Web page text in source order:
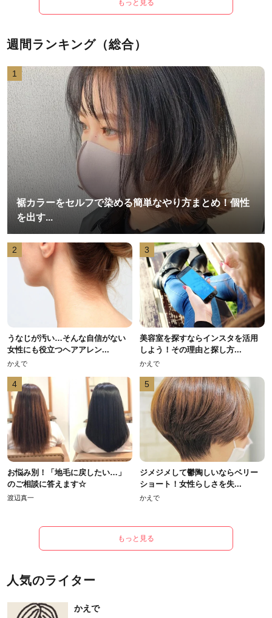
もっと見る
週間ランキング（総合）
1
裾カラーをセルフで染める簡単なやり方まとめ！個性
を出す...
2
うなじが汚い…そんな自信がない
女性にも役立つヘアアレン...
かえで
3
美容室を探すならインスタを活用
しよう！その理由と探し方...
かえで
4
お悩み別！「地毛に戻したい…」
のご相談に答えます☆
渡辺真一
5
ジメジメして鬱陶しいならベリー
ショート！女性らしさを失...
かえで
もっと見る
人気のライター
かえで